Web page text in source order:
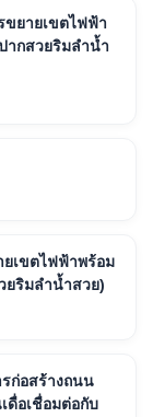
ขยายเขตไฟฟ้า
ากสวยริมลำน้ำ
ยเขตไฟฟ้าพร้อม
ยริมลำน้ำสวย)
รก่อสร้างถนน
ดื่อเชื่อมต่อกับ